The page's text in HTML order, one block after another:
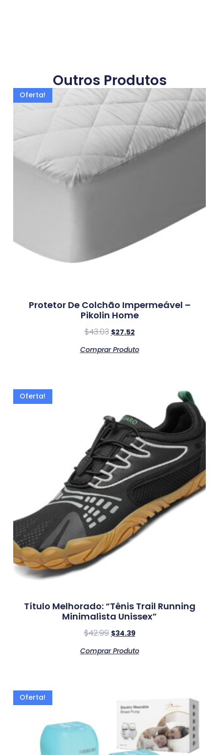
Outros Produtos
Oferta!
Protetor De Colchão Impermeável –
Pikolin Home
$43.03 $27.52
Comprar Produto
Oferta!
Título Melhorado: “Tênis Trail Running
Minimalista Unissex”
$42.99 $34.39
Comprar Produto
Oferta!